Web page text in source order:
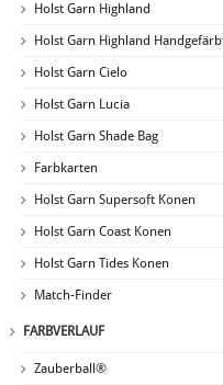
Holst Garn Highland
Holst Garn Highland
Holst Garn Cielo
Holst Garn Lucia
Holst Garn Shade Bag
Farbkarten
Holst Garn Supersoft Konen
Holst Garn Coast Konen
Holst Garn Tides Konen
Match-Finder
FARBVERLAUF
Zauberball®